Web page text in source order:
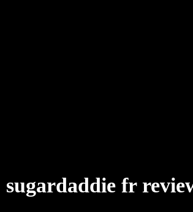
sugardaddie fr